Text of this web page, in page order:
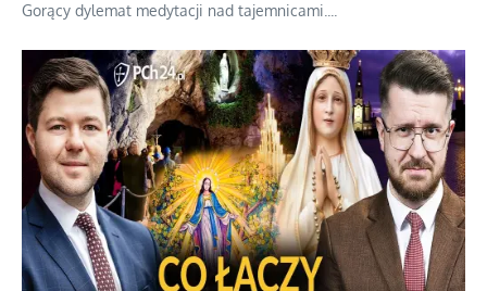
Gorący dylemat medytacji nad tajemnicami.